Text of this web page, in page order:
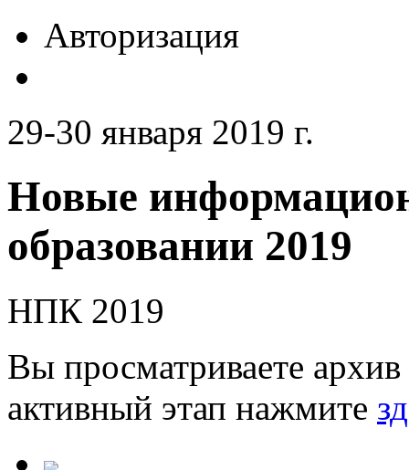
Авторизация
29-30 января 2019 г.
Новые
образовании 2019
НПК 2019
Вы просматриваете
активный этап нажмите